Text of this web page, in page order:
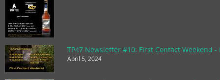
April 5, 2024